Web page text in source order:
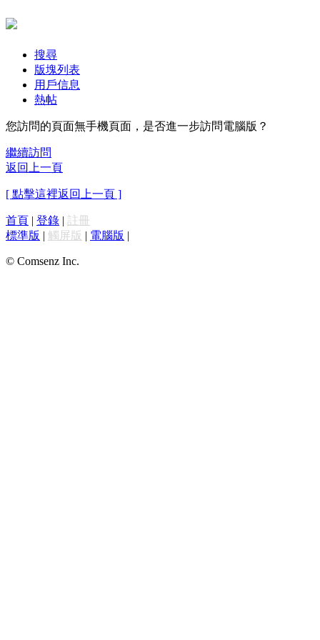
搜尋
版塊列表
用戶信息
熱帖
您訪問的頁面無手機頁面，是否進一步訪問電腦版？
繼續訪問
返回上一頁
[ 點擊這裡返回上一頁 ]
首頁 | 登錄 | 註冊
標準版 | 觸屏版 | 電腦版 |
© Comsenz Inc.